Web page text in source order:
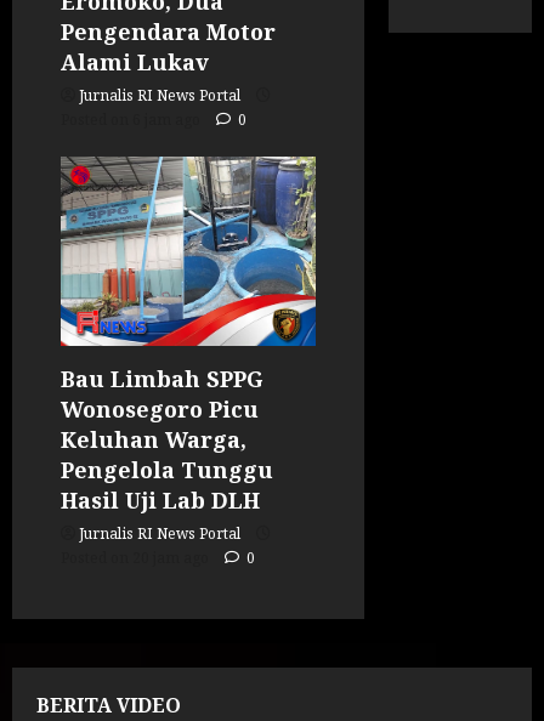
Pengendara Motor
Alami Lukav
Jurnalis RI News Portal
0
Bau Limbah SPPG
Wonosegoro Picu
Keluhan Warga,
Pengelola Tunggu
Hasil Uji Lab DLH
Jurnalis RI News Portal
0
BERITA VIDEO